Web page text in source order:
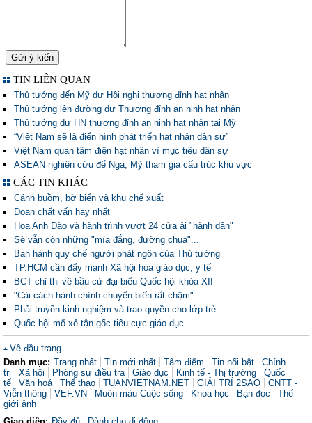
TIN LIÊN QUAN
Thủ tướng đến Mỹ dự Hội nghị thượng đỉnh hạt nhân
Thủ tướng lên đường dự Thượng đỉnh an ninh hạt nhân
Thủ tướng dự HN thượng đỉnh an ninh hạt nhân tại Mỹ
“Việt Nam sẽ là điển hình phát triển hạt nhân dân sự”
Việt Nam quan tâm điện hạt nhân vì mục tiêu dân sự
ASEAN nghiên cứu để Nga, Mỹ tham gia cấu trúc khu vực
CÁC TIN KHÁC
Cánh buồm, bờ biển và khu chế xuất
Đoạn chất vấn hay nhất
Hoa Anh Đào và hành trình vượt 24 cửa ải "hành dân"
Sẽ vẫn còn những "mía đắng, đường chua"...
Ban hành quy chế người phát ngôn của Thủ tướng
TP.HCM cần đẩy mạnh Xã hội hóa giáo dục, y tế
BCT chỉ thị về bầu cử đại biểu Quốc hội khóa XII
"Cải cách hành chính chuyển biến rất chậm"
Phải truyền kinh nghiệm và trao quyền cho lớp trẻ
Quốc hội mổ xẻ tận gốc tiêu cực giáo dục
Về đầu trang
Danh mục: Trang nhất Tin mới nhất Tâm điểm Tin nổi bật
Chính
trị
Xã hội Phóng sự điều tra Giáo dục Kinh tế - Thị trường
Quốc
tế
Văn hoá Thể thao TUANVIETNAM.NET GIẢI TRÍ 2SAO
CNTT -
Viễn thông
VEF.VN Muôn màu Cuộc sống Khoa học Bạn đọc
Thế
giới ảnh